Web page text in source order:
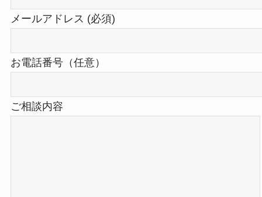
メールアドレス (必須)
お電話番号（任意）
ご相談内容